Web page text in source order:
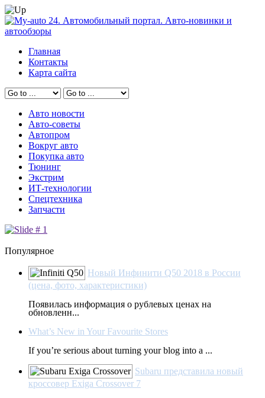
Главная
Контакты
Карта сайта
Авто новости
Авто-советы
Автопром
Вокруг авто
Покупка авто
Тюнинг
Экстрим
ИТ-технологии
Спецтехника
Запчасти
Популярное
Новый Инфинити Q50 2018 в России
(цена, фото, характеристики)
Появилась информация о рублевых ценах на
обновленн...
What’s New in Your Favourite Stores
If you’re serious about turning your blog into a ...
Subaru представила новый
кроссовер Exiga Crossover 7